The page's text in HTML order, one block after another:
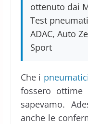
ottenuto dai
Test
ADAC, Auto
Sport
Che i
fossero
sapevamo.
anche le